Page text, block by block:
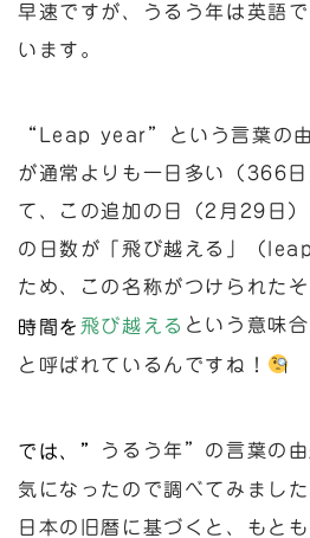
早速ですが、うるう年は英語
います。
“Leap year”という言葉の
が通常よりも一日多い（366
て、この追加の日（2月29日
の日数が「飛び越える」（
ため、この名称がつけられたそ
時間を 飛び越える という意味合
と呼ばれているんですね！
では、” うるう年”の言葉の
気になったので調べてみました
日本の旧暦に基づくと、もと